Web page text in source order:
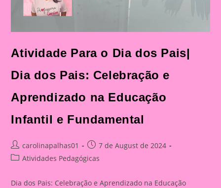
Atividade Para o Dia dos Pais|
Dia dos Pais: Celebração e
Aprendizado na Educação
Infantil e Fundamental
Post
author:
carolinapalhas01
Post
published:
7 de August de 2024
PostAtividades Pedagógicas
Dia dos Pais: Celebração e Aprendizado na Educação